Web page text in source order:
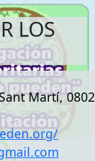
LOS
Martí,